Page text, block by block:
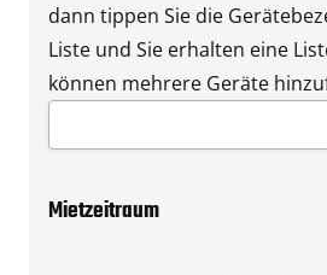
dann tippen Sie die
Liste und Sie erhalten eine
können mehrere Geräte
Mietzeitraum